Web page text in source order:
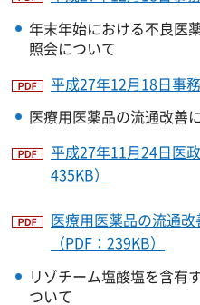
年末年始における不良医
照会について
平成27年12月18日事
医療用医薬品の流通改善
平成27年11月24日医
435KB）
医療用医薬品の流通改
（PDF：239KB）
リゾチーム塩酸塩を含有
ついて